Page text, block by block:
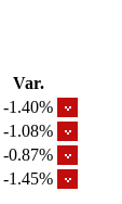
Var.
-1.40%
-1.08%
-0.87%
-1.45%